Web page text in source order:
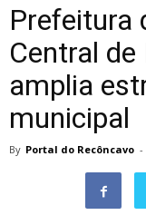
Prefeitura
Central de
amplia
municipal
By Portal do Recôncavo -